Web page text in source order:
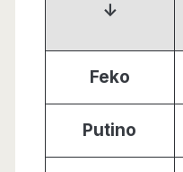
↓
Feko
Putino